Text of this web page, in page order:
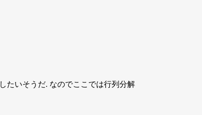
たいそうだ. なのでここでは行列分解